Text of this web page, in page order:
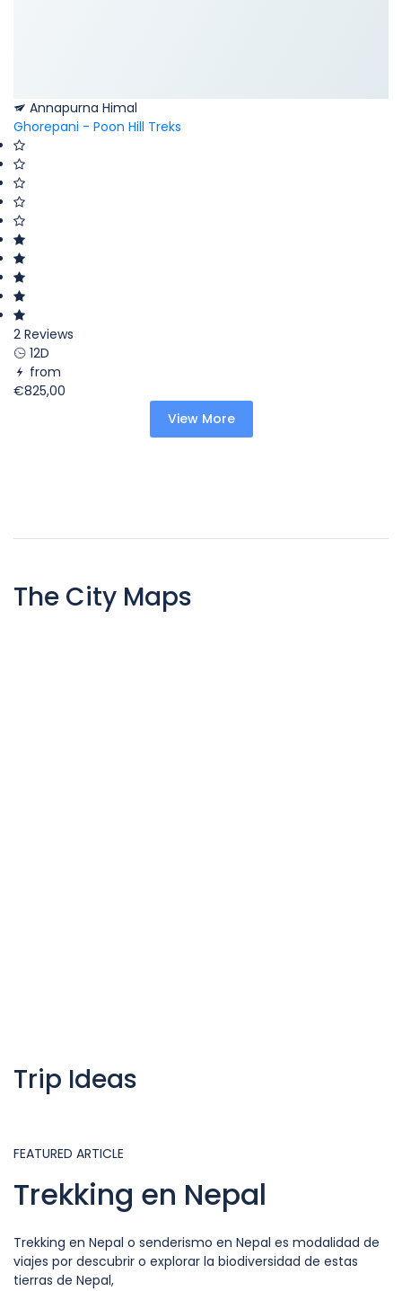
Annapurna Himal
Ghorepani - Poon Hill Treks
2 Reviews
12D
from
€825,00
View More
The City Maps
Trip Ideas
FEATURED ARTICLE
Trekking en Nepal
Trekking en Nepal o senderismo en Nepal es modalidad de
viajes por descubrir o explorar la biodiversidad de estas
tierras de Nepal,